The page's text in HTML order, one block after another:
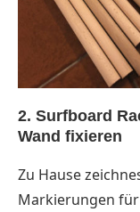
2. Surfboard
Wand fixieren
Zu Hause
Markierungen